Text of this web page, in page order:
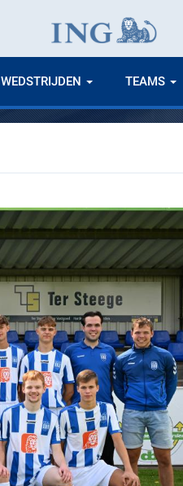
WEDSTRIJDEN TEAMS